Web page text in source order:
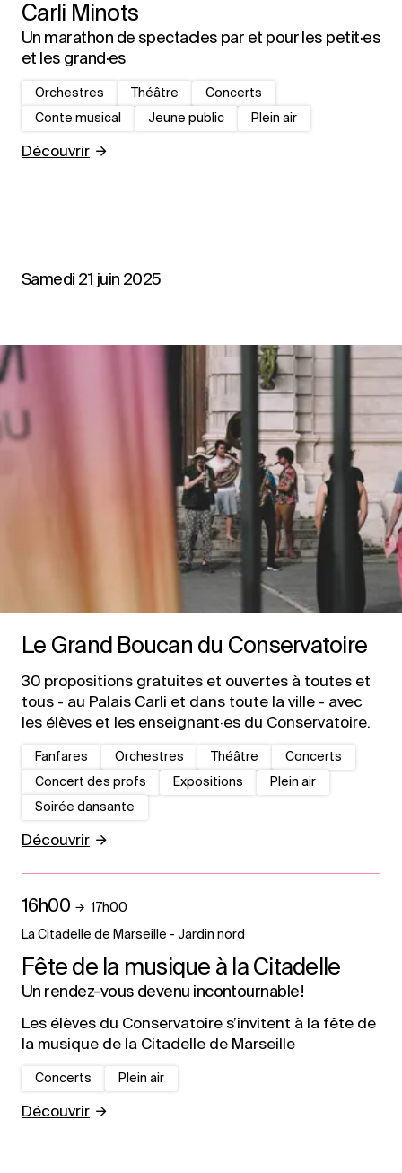
Carli Minots
Un marathon de spectacles par et pour les petit·es
et les grand·es
Orchestres Théâtre
Concerts
Conte musical
Jeune public Plein air
Découvrir
Samedi 21 juin 2025
Le Grand Boucan du Conservatoire
30 propositions gratuites et ouvertes à toutes et
tous - au Palais Carli et dans toute la ville - avec
les élèves et les enseignant·es du Conservatoire.
Fanfares Orchestres Théâtre
Concerts
Concert des profs
Expositions
Plein air
Soirée dansante
Découvrir
Fête de la musique à la Citadelle
Un rendez-vous devenu incontournable !
16h00 17h00
La Citadelle de Marseille - Jardin nord
Les élèves du Conservatoire s’invitent à la fête de
la musique de la Citadelle de Marseille
Concerts Plein air
Découvrir